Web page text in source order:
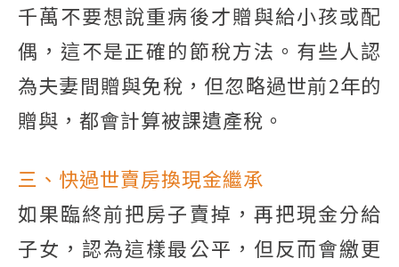
千萬不要想說重病後才贈與給小孩或配
偶，這不是正確的節稅方法。有些人認
為夫妻間贈與免稅，但忽略過世前2年的
贈與，都會計算被課遺產稅。
三、快過世賣房換現金繼承
如果臨終前把房子賣掉，再把現金分給
子女，認為這樣最公平，但反而會繳更